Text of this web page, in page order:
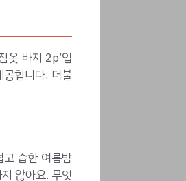
옷 바지 2p’입
합니다. 더불
습한 여름밤
않아요. 무엇